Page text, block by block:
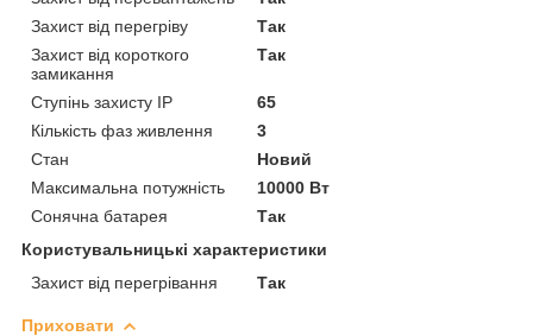
Захист від перегріву
Так
Захист від короткого
замикання
Так
Ступінь захисту IP
65
Кількість фаз живлення
3
Стан
Новий
Максимальна потужність
10000 Вт
Сонячна батарея
Так
Користувальницькі характеристики
Захист від перегрівання
Так
Приховати